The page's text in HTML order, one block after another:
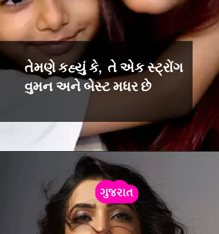
તેમણે કહ્યું કે, તે એક સ્ટ્રોંગ